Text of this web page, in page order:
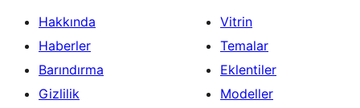
Hakkında
Haberler
Barındırma
Gizlilik
Vitrin
Temalar
Eklentiler
Modeller